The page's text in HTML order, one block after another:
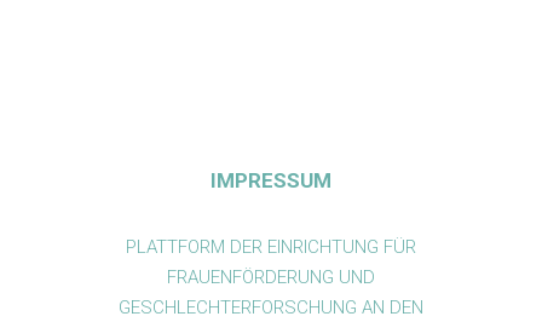
IMPRESSUM
PLATTFORM DER EINRICHTUNG FÜR
FRAUENFÖRDERUNG UND
GESCHLECHTERFORSCHUNG AN DEN